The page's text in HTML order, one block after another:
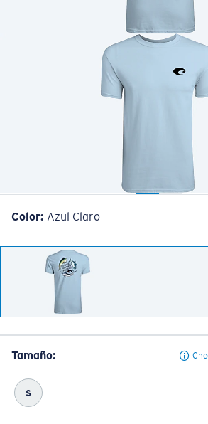
Color: Azul Claro
Tamaño:
S